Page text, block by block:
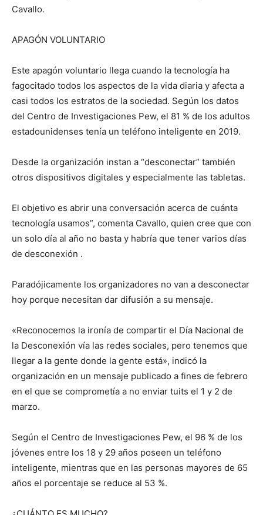
Cavallo.
APAGÓN VOLUNTARIO
Este apagón voluntario llega cuando la tecnología ha
fagocitado todos los aspectos de la vida diaria y afecta a
casi todos los estratos de la sociedad. Según los datos
del Centro de Investigaciones Pew, el 81 % de los adultos
estadounidenses tenía un teléfono inteligente en 2019.
Desde la organización instan a “desconectar” también
otros dispositivos digitales y especialmente las tabletas.
El objetivo es abrir una conversación acerca de cuánta
tecnología usamos”, comenta Cavallo, quien cree que con
un solo día al año no basta y habría que tener varios días
de desconexión .
Paradójicamente los organizadores no van a desconectar
hoy porque necesitan dar difusión a su mensaje.
«Reconocemos la ironía de compartir el Día Nacional de
la Desconexión vía las redes sociales, pero tenemos que
llegar a la gente donde la gente está», indicó la
organización en un mensaje publicado a fines de febrero
en el que se comprometía a no enviar tuits el 1 y 2 de
marzo.
Según el Centro de Investigaciones Pew, el 96 % de los
jóvenes entre los 18 y 29 años poseen un teléfono
inteligente, mientras que en las personas mayores de 65
años el porcentaje se reduce al 53 %.